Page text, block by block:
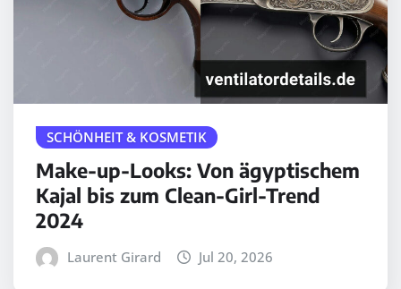
SCHÖNHEIT & KOSMETIK
Make-up-Looks: Von ägyptischem
Kajal bis zum Clean-Girl-Trend
2024
Laurent Girard Jul 20, 2026